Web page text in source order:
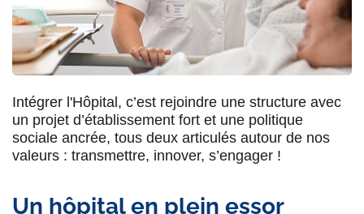
Intégrer l'Hôpital, c’est rejoindre une structure avec
un projet d’établissement fort et une politique
sociale ancrée, tous deux articulés autour de nos
valeurs : transmettre, innover, s’engager !
Un hôpital en plein essor